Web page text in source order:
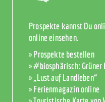
Prospekte kannst Du
online einsehen.
» Prospekte bestellen
» #biosphärisch: Grüner
» „Lust auf Landleben“
» Ferienmagazin online